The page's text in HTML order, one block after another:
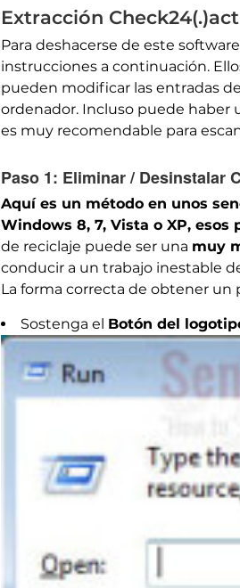
Extracción
Para deshacerse de este
instrucciones a continuación.
pueden modificar las entradas
ordenador. Incluso puede haber
es muy recomendable para
Paso 1: Eliminar / Desinstalar
Aquí es un método en unos
Windows 8, 7, Vista o XP,
de reciclaje puede ser una muy
conducir a un trabajo inestable
La forma correcta de obtener un
Sostenga el Botón del